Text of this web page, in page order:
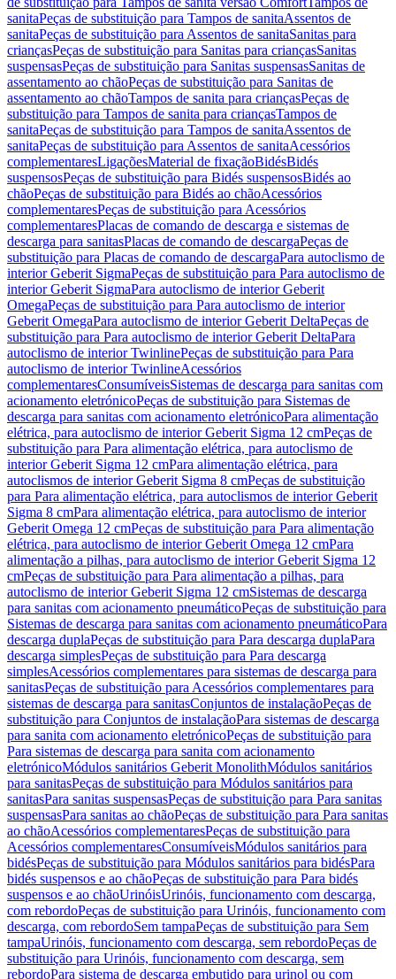
sanitaPeças de substituição para Tampos de sanitaAssentos de
sanitaPeças de substituição para Assentos de sanitaSanitas para
criançasPeças de substituição para Sanitas para criançasSanitas
suspensasPeças de substituição para Sanitas suspensasSanitas de
assentamento ao chãoPeças de substituição para Sanitas de
assentamento ao chãoTampos de sanita para criançasPeças de
substituição para Tampos de sanita para criançasTampos de
sanitaPeças de substituição para Tampos de sanitaAssentos de
sanitaPeças de substituição para Assentos de sanitaAcessórios
complementaresLigaçõesMaterial de fixaçãoBidésBidés
suspensosPeças de substituição para Bidés suspensosBidés ao
chãoPeças de substituição para Bidés ao chãoAcessórios
complementaresPeças de substituição para Acessórios
complementaresPlacas de comando de descarga e sistemas de
descarga para sanitasPlacas de comando de descargaPeças de
substituição para Placas de comando de descargaPara autoclismo de
interior Geberit SigmaPeças de substituição para Para autoclismo de
interior Geberit SigmaPara autoclismo de interior Geberit
OmegaPeças de substituição para Para autoclismo de interior
Geberit OmegaPara autoclismo de interior Geberit DeltaPeças de
substituição para Para autoclismo de interior Geberit DeltaPara
autoclismo de interior TwinlinePeças de substituição para Para
autoclismo de interior TwinlineAcessórios
complementaresConsumíveisSistemas de descarga para sanitas com
acionamento eletrónicoPeças de substituição para Sistemas de
descarga para sanitas com acionamento eletrónicoPara alimentação
elétrica, para autoclismo de interior Geberit Sigma 12 cmPeças de
substituição para Para alimentação elétrica, para autoclismo de
interior Geberit Sigma 12 cmPara alimentação elétrica, para
autoclismos de interior Geberit Sigma 8 cmPeças de substituição
para Para alimentação elétrica, para autoclismos de interior Geberit
Sigma 8 cmPara alimentação elétrica, para autoclismo de interior
Geberit Omega 12 cmPeças de substituição para Para alimentação
elétrica, para autoclismo de interior Geberit Omega 12 cmPara
alimentação a pilhas, para autoclismo de interior Geberit Sigma 12
cmPeças de substituição para Para alimentação a pilhas, para
autoclismo de interior Geberit Sigma 12 cmSistemas de descarga
para sanitas com acionamento pneumáticoPeças de substituição para
Sistemas de descarga para sanitas com acionamento pneumáticoPara
descarga duplaPeças de substituição para Para descarga duplaPara
descarga simplesPeças de substituição para Para descarga
simplesAcessórios complementares para sistemas de descarga para
sanitasPeças de substituição para Acessórios complementares para
sistemas de descarga para sanitasConjuntos de instalaçãoPeças de
substituição para Conjuntos de instalaçãoPara sistemas de descarga
para sanita com acionamento eletrónicoPeças de substituição para
Para sistemas de descarga para sanita com acionamento
eletrónicoMódulos sanitários Geberit MonolithMódulos sanitários
para sanitasPeças de substituição para Módulos sanitários para
sanitasPara sanitas suspensasPeças de substituição para Para sanitas
suspensasPara sanitas ao chãoPeças de substituição para Para sanitas
ao chãoAcessórios complementaresPeças de substituição para
Acessórios complementaresConsumíveisMódulos sanitários para
bidésPeças de substituição para Módulos sanitários para bidésPara
bidés suspensos e ao chãoPeças de substituição para Para bidés
suspensos e ao chãoUrinóisUrinóis, funcionamento com descarga,
com rebordoPeças de substituição para Urinóis, funcionamento com
descarga, com rebordoSem tampaPeças de substituição para Sem
tampaUrinóis, funcionamento com descarga, sem rebordoPeças de
substituição para Urinóis, funcionamento com descarga, sem
rebordoPara sistema de descarga embutido para urinol ou com